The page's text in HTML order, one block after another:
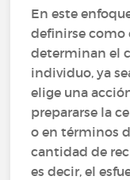
En este
definirse como
determinan el
individuo, ya
elige una
prepararse la
o en términos
cantidad de
es decir, el